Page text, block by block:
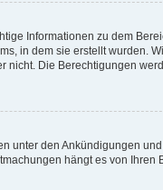
Informationen zu dem
in dem sie erstellt wurden.
nicht. Die Berechtigungen
unter den Ankündigungen
hängt es von